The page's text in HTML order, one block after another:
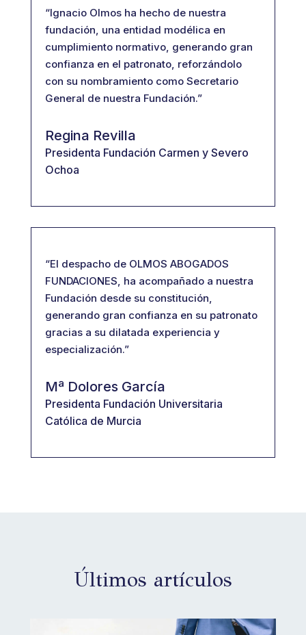
“Ignacio Olmos ha hecho de nuestra
fundación, una entidad modélica en
cumplimiento normativo, generando gran
confianza en el patronato, reforzándolo
con su nombramiento como Secretario
General de nuestra Fundación.”
Regina Revilla
Presidenta Fundación Carmen y Severo
Ochoa
“El despacho de OLMOS ABOGADOS
FUNDACIONES, ha acompañado a nuestra
Fundación desde su constitución,
generando gran confianza en su patronato
gracias a su dilatada experiencia y
especialización.”
Mª Dolores García
Presidenta Fundación Universitaria
Católica de Murcia
Últimos artículos